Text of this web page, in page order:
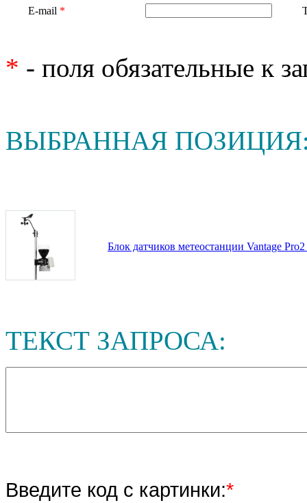
E-mail *
* - поля обязательные к
ВЫБРАННАЯ
Блок датчиков метеостанции Vantage
ТЕКСТ ЗАПРОСА:
Введите код с картинки:*